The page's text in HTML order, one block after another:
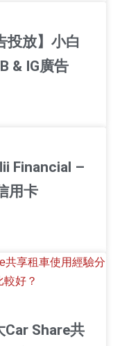
投放】小白
& IG廣告
Financial –
用卡
Car Share共